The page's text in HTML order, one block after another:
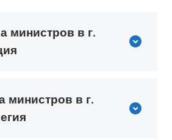
министров в г.
министров в г.